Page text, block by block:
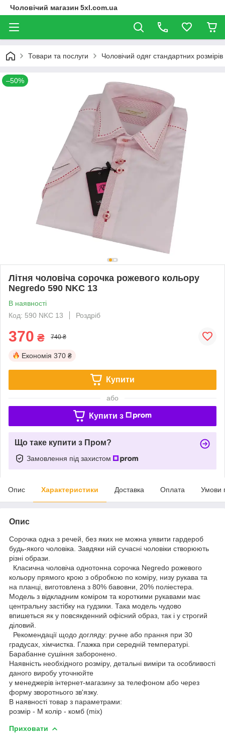
Чоловічий магазин 5xl.com.ua
Товари та послуги Чоловічий одяг стандартних розмірів
–50%
Літня чоловіча сорочка рожевого кольору
Negredo 590 NKC 13
В наявності
Код: 590 NKC 13
Роздріб
370 ₴ 740 ₴
Економія 370 ₴
Купити
або
Купити з
Що таке купити з Пром?
Замовлення під захистом
Опис Характеристики Доставка Оплата Умови
Опис
Сорочка одна з речей, без яких не можна уявити гардероб
будь-якого чоловіка. Завдяки ній сучасні чоловіки створюють
різні образи.
Класична чоловіча однотонна сорочка Negredo рожевого
кольору прямого крою з обробкою по коміру, низу рукава та
на планці, виготовлена з 80% бавовни, 20% поліестера.
Модель з відкладним коміром та короткими рукавами має
центральну застібку на гудзики. Така модель чудово
впишеться як у повсякденний офісний образ, так і у строгий
діловий.
Рекомендації щодо догляду: ручне або прання при 30
градусах, хімчистка. Глажка при середній температурі.
Барабанне сушіння заборонено.
Наявність необхідного розміру, детальні виміри та особливості
даного виробу уточнюйте
у менеджерів інтернет-магазину за телефоном або через
форму зворотнього зв'язку.
В наявності товар з параметрами:
розмір - M колір - комб (mix)
Приховати